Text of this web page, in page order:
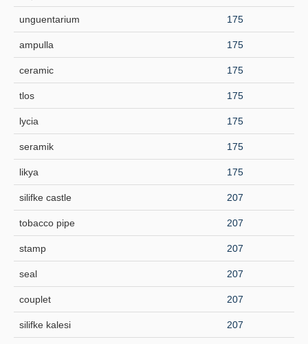
unguentarium 175
ampulla 175
ceramic 175
tlos 175
lycia 175
seramik 175
likya 175
silifke castle 207
tobacco pipe 207
stamp 207
seal 207
couplet 207
silifke kalesi 207